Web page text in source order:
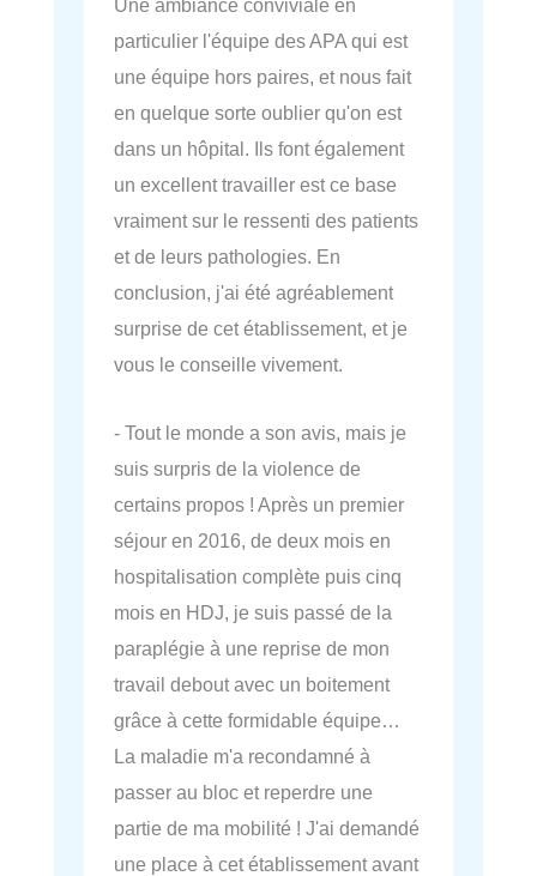
Une ambiance conviviale en
particulier l'équipe des APA qui est
une équipe hors paires, et nous fait
en quelque sorte oublier qu'on est
dans un hôpital. Ils font également
un excellent travailler est ce base
vraiment sur le ressenti des patients
et de leurs pathologies. En
conclusion, j'ai été agréablement
surprise de cet établissement, et je
vous le conseille vivement.
- Tout le monde a son avis, mais je
suis surpris de la violence de
certains propos ! Après un premier
séjour en 2016, de deux mois en
hospitalisation complète puis cinq
mois en HDJ, je suis passé de la
paraplégie à une reprise de mon
travail debout avec un boitement
grâce à cette formidable équipe…
La maladie m'a recondamné à
passer au bloc et reperdre une
partie de ma mobilité ! J'ai demandé
une place à cet établissement avant